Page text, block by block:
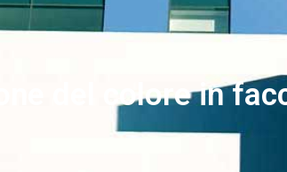
del colore in